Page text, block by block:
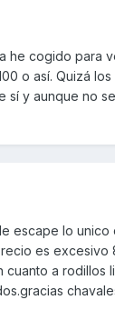
he cogido para
o así. Quizá
y aunque no
escape lo
es
a